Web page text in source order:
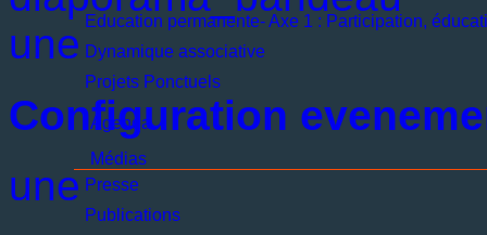
Education permanente- Axe 1 : Participation,
Dynamique associative
Projets Ponctuels
Agenda
Médias
Presse
Publications
une
Configuration
une